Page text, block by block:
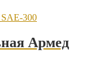
Армед